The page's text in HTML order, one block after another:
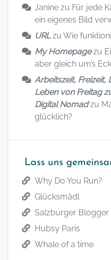
Janine zu Für jede
ein eigenes Bild
URLzu Wie
My Homepagezu
aber gleich um’s
Arbeitszeit, Freizeit,
Leben von Freitag
Digital Nomadzu
glücklich?
Lass uns
Why Do You Run?
Glücksmädl
Salzburger Blogger
Hubsy Paris
Whale of a time